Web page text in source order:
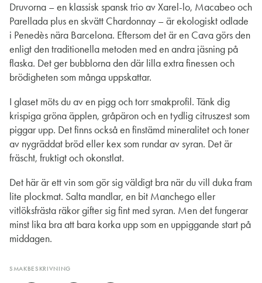
Druvorna – en klassisk spansk trio av Xarel-lo, Macabeo och
Parellada plus en skvätt Chardonnay – är ekologiskt odlade
i Penedès nära Barcelona. Eftersom det är en Cava görs den
enligt den traditionella metoden med en andra jäsning på
flaska. Det ger bubblorna den där lilla extra finessen och
brödigheten som många uppskattar.
I glaset möts du av en pigg och torr smakprofil. Tänk dig
krispiga gröna äpplen, gråpäron och en tydlig citruszest som
piggar upp. Det finns också en finstämd mineralitet och toner
av nygräddat bröd eller kex som rundar av syran. Det är
fräscht, fruktigt och okonstlat.
Det här är ett vin som gör sig väldigt bra när du vill duka fram
lite plockmat. Salta mandlar, en bit Manchego eller
vitlöksfrästa räkor gifter sig fint med syran. Men det fungerar
minst lika bra att bara korka upp som en uppiggande start på
middagen.
SMAKBESKRIVNING